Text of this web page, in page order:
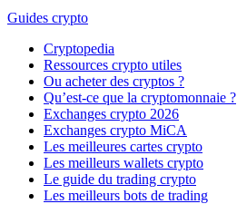
Guides crypto
Cryptopedia
Ressources crypto utiles
Ou acheter des cryptos ?
Qu’est-ce que la cryptomonnaie ?
Exchanges crypto 2026
Exchanges crypto MiCA
Les meilleures cartes crypto
Les meilleurs wallets crypto
Le guide du trading crypto
Les meilleurs bots de trading